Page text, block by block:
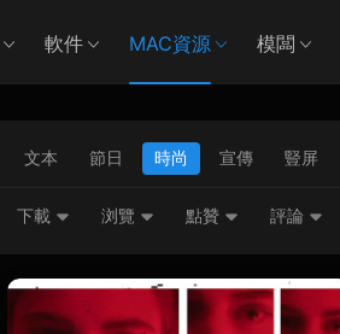
軟件 MAC資源 模闆
文本 節日 時尚 宣傳 豎屏
下載 浏覽 點贊 評論